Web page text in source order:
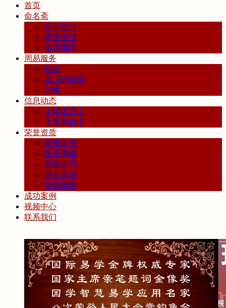
首页
命名斋
企业简介
周易名师
名师推荐
周易服务
起名
古法环境学
养生
信息动态
丨起名字丨
丨学养生丨
荣誉资质
荣誉证书
荣誉牌匾
商标证书
照片合影
荣誉锦旗
成功案例
视频中心
联系我们